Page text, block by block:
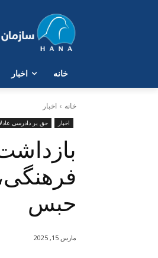
خانە اخبار
خانه اخبار
اخبار حق بر دادرسی
حبس
مارس 15, 2025